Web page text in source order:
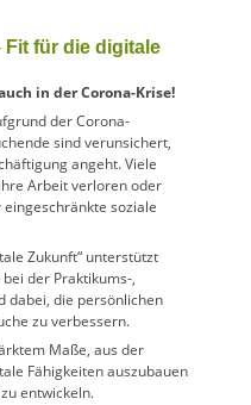
Fit für die digitale
in der Corona-Krise!
der Corona-
sind verunsichert,
angeht. Viele
Arbeit verloren oder
soziale
Zukunft“ unterstützt
der Praktikums-,
dabei, die persönlichen
zu verbessern.
Maße, aus der
Fähigkeiten auszubauen
entwickeln.